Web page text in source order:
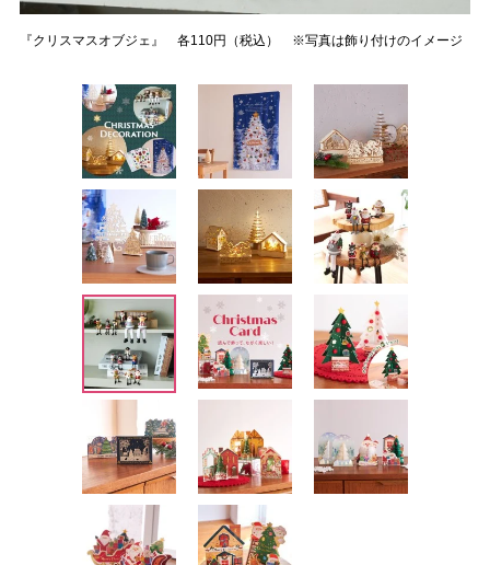
『クリスマスオブジェ』 各110円（税込） ※写真は飾り付けのイメージ